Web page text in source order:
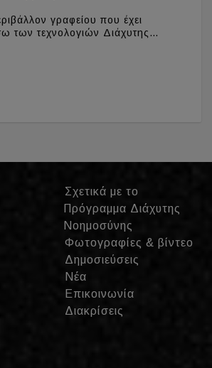
γραφείου που έχει
των τεχνολογιών Διάχυτης…
Σχετικά με το
Πρόγραμμα Διάχυτης
Νοημοσύνης
Φωτογραφίες & βίντεο
Δημοσιεύσεις
Νέα
Επικοινωνία
Διακρίσεις